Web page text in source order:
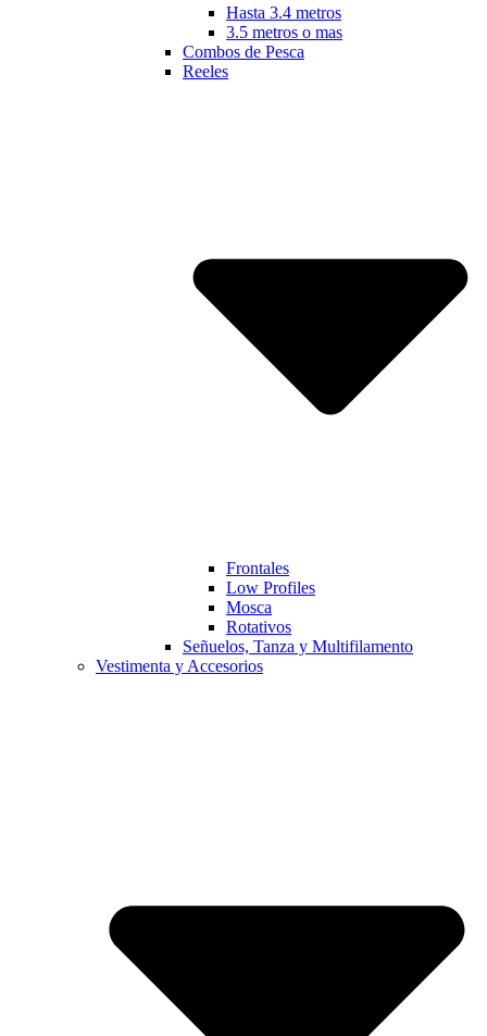
Hasta 3.4 metros
3.5 metros o mas
Combos de Pesca
Reeles
Frontales
Low Profiles
Mosca
Rotativos
Señuelos, Tanza y Multifilamento
Vestimenta y Accesorios